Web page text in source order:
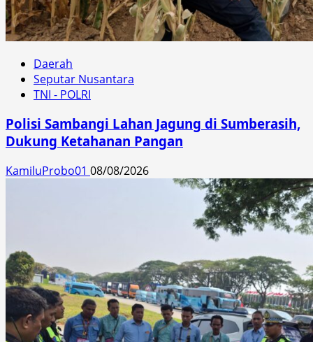
Daerah
Seputar Nusantara
TNI - POLRI
Polisi Sambangi Lahan Jagung di Sumberasih,
Dukung Ketahanan Pangan
KamiluProbo01 08/08/2026